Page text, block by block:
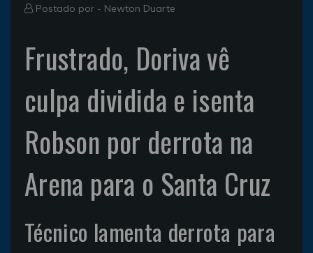
Postado por - Newton Duarte
Frustrado, Doriva vê
culpa dividida e isenta
Robson por derrota na
Arena para o Santa Cruz
Técnico lamenta derrota para